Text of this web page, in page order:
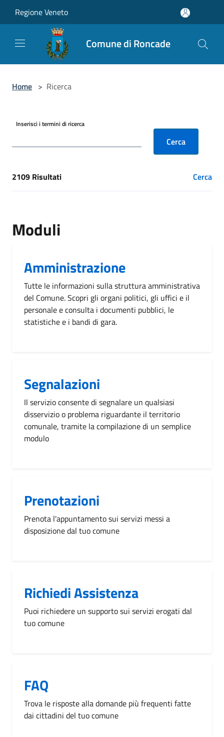
Regione Veneto
Comune di Roncade
Home > Ricerca
Inserisci i termini di ricerca
Cerca
[results] Risultati
2109 Risultati Cerca
Moduli
Amministrazione
Tutte le informazioni sulla struttura amministrativa
del Comune. Scopri gli organi politici, gli uffici e il
personale e consulta i documenti pubblici, le
statistiche e i bandi di gara.
Segnalazioni
Il servizio consente di segnalare un qualsiasi
disservizio o problema riguardante il territorio
comunale, tramite la compilazione di un semplice
modulo
Prenotazioni
Prenota l'appuntamento sui servizi messi a
disposizione dal tuo comune
Richiedi Assistenza
Puoi richiedere un supporto sui servizi erogati dal
tuo comune
FAQ
Trova le risposte alla domande più frequenti fatte
dai cittadini del tuo comune